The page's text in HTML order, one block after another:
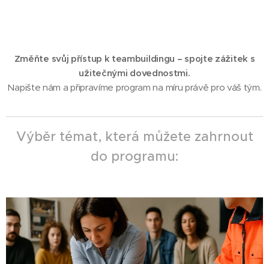
Změňte svůj přístup k teambuildingu – spojte zážitek s
užitečnými dovednostmi.
Napište nám a připravíme program na míru právě pro váš tým.
Výběr témat, která můžete zahrnout
do programu: